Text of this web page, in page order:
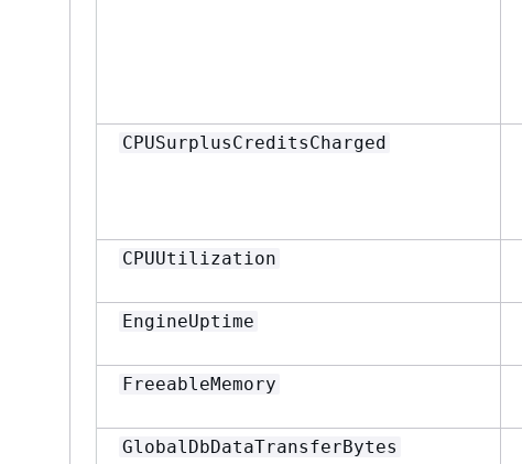
CPUSurplusCreditsCharged
CPUUtilization
EngineUptime
FreeableMemory
GlobalDbDataTransferBytes